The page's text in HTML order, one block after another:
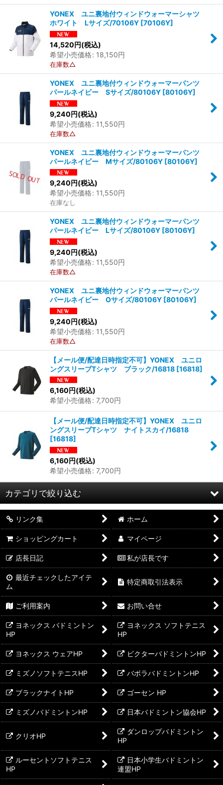
YONEX ユニ裏地付ウィンドウォーマーシャツ
ホワイト Lサイズ/70106Y [70106Y]
14,520円(税込)
希望小売価格: 18,150円
在庫数△
YONEX ユニ裏地付ウィンドウォーマーパンツ
パールネイビー Sサイズ/80106Y [80106Y]
9,240円(税込)
希望小売価格: 11,550円
在庫数△
YONEX ユニ裏地付ウィンドウォーマーパンツ
パールネイビー Mサイズ/80106Y [80106Y]
9,240 円(税込)
希望小売価格: 11,550円
在庫なし
YONEX ユニ裏地付ウィンドウォーマーパンツ
パールネイビー Lサイズ/80106Y [80106Y]
9,240円(税込)
希望小売価格: 11,550円
在庫数△
YONEX ユニ裏地付ウィンドウォーマーパンツ
パールネイビー Oサイズ/80106Y [80106Y]
9,240円(税込)
希望小売価格: 11,550円
在庫数△
【メール便/配達日時指定不可】YONEX ユニロ
ングスリーブTシャツ ブラック/16818 [16818]
6,160 円(税込)
希望小売価格: 7,700円
【メール便/配達日時指定不可】YONEX ユニロ
ングスリーブTシャツ ナイトスカイ/16818
[16818]
6,160円(税込)
希望小売価格: 7,700円
カテゴリで絞り込む
ウェア (全商品)
ユニゲームシャツ
ウィメンズゲームシャツ
ジュニアゲームウェア（120-150サイズ）
ユニゲームパンツ
ウィメンズゲームパンツ
ユニプラクティス
ウィメンズプラクティス
ジュニアプラクティス
リンク集 ホーム
ショッピングカート マイページ
店長日記 私が店長です
最近チェックしたアイテ
ム
特定商取引法表示
ご利用案内 お問い合せ
ヨネックス バドミントン
HP
ヨネックス ソフトテニス
HP
ヨネックス ウェアHP ビクターバドミントンHP
ミズノソフトテニスHP バボラバドミントンHP
ブラックナイトHP ゴーセン HP
ミズノバドミントンHP 日本バドミントン協会HP
クリオHP
ダンロップバドミントン
HP
ルーセントソフトテニス
HP
日本小学生バドミントン
連盟HP